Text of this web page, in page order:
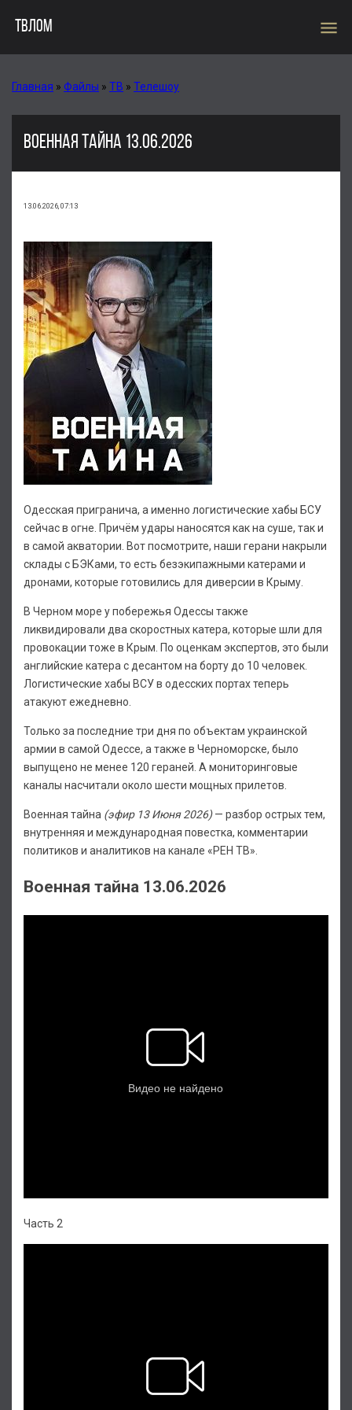
ТВЛОМ menu
Главная » Файлы » ТВ » Телешоу
ВОЕННАЯ ТАЙНА 13.06.2026
13.06.2026, 07:13
Одесская пригранича, а именно логистические хабы БСУ
сейчас в огне. Причём удары наносятся как на суше, так и
в самой акватории. Вот посмотрите, наши герани накрыли
склады с БЭКами, то есть безэкипажными катерами и
дронами, которые готовились для диверсии в Крыму.
В Черном море у побережья Одессы также
ликвидировали два скоростных катера, которые шли для
провокации тоже в Крым. По оценкам экспертов, это были
английские катера с десантом на борту до 10 человек.
Логистические хабы ВСУ в одесских портах теперь
атакуют ежедневно.
Только за последние три дня по объектам украинской
армии в самой Одессе, а также в Черноморске, было
выпущено не менее 120 гераней. А мониторинговые
каналы насчитали около шести мощных прилетов.
Военная тайна (эфир 13 Июня 2026)— разбор острых тем,
внутренняя и международная повестка, комментарии
политиков и аналитиков на канале «РЕН ТВ».
Военная тайна 13.06.2026
Часть 2